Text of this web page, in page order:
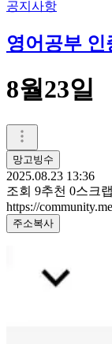
공지사항
영어공부 인
8월23일
망고빙수
2025.08.23 13:36
조회 9추천 0스크랩
https://
주소복사